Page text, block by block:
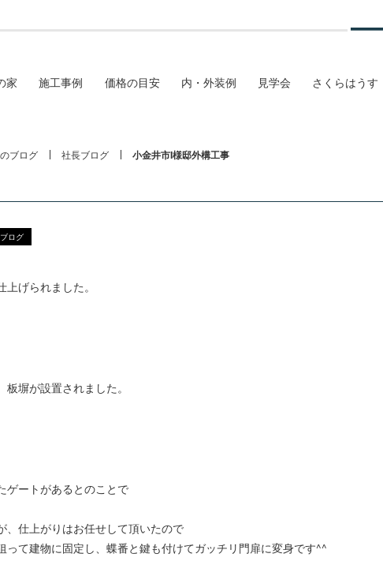
家 施工事例 価格の目安 内・外装例 見学会 さくらはうす
ブログ 社長ブログ 小金井市I様邸外構工事
ログ
げられました。
塀が設置されました。
ゲートがあるとのことで
、仕上がりはお任せして頂いたので
って建物に固定し、蝶番と鍵も付けてガッチリ門扉に変身です^^